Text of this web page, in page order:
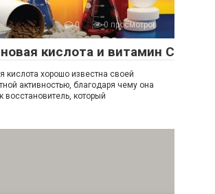
0 0 просмотров
кислота и витамин С
кислота хорошо известна своей
активностью, благодаря чему она
восстановитель, который